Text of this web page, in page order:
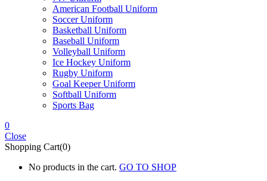
American Football Uniform
Soccer Uniform
Basketball Uniform
Baseball Uniform
Volleyball Uniform
Ice Hockey Uniform
Rugby Uniform
Goal Keeper Uniform
Softball Uniform
Sports Bag
0
Close
Shopping Cart(0)
No products in the cart. GO TO SHOP